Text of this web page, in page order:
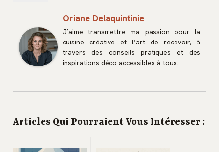
Oriane Delaquintinie
J’aime transmettre ma passion pour la
cuisine créative et l’art de recevoir, à
travers des conseils pratiques et des
inspirations déco accessibles à tous.
Articles Qui Pourraient Vous Intéresser :